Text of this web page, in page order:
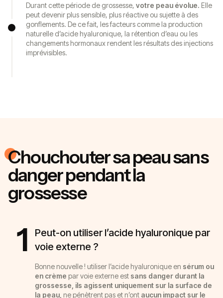
Durant cette période de grossesse, votre peau évolue. Elle
peut devenir plus sensible, plus réactive ou sujette à des
gonflements. De ce fait, les facteurs comme la production
naturelle d’acide hyaluronique, la rétention d’eau ou les
changements hormonaux rendent les résultats des injections
imprévisibles.
Chouchouter sa peau sans
danger pendant la
grossesse
1
Peut-on utiliser l’acide hyaluronique par
voie externe ?
Bonne nouvelle ! utiliser l’acide hyaluronique en sérum ou
en crème par voie externe est sans danger durant la
grossesse, ils agissent uniquement sur la surface de
la peau, ne pénètrent pas et n’ont aucun impact sur le